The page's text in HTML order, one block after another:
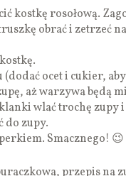
kostkę rosołową.
obrać i zetrzeć
ocet i cukier,
aż warzywa będą
wlać trochę zupy
do zupy.
Smacznego! 😉
przepis na